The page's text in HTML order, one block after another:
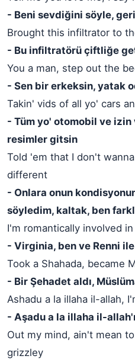
- Beni sevdiğini söyle, geri
Brought this infiltrator to
- Bu infiltratörü çiftliğe
You a man, step out the
- Sen bir erkeksin, yatak
Takin' vids of all yo' cars
- Tüm yo' otomobil ve
resimler gitsin
Told 'em that I don't
different
- Onlara onun
söyledim, kaltak, ben
I'm romantically involved
- Virginia, ben ve Renni
Took a Shahada, became
- Bir Şehadet aldı,
Ashadu a la illaha il-allah,
- Aşadu a la illaha il-
Out my mind, ain't mean
grizzley